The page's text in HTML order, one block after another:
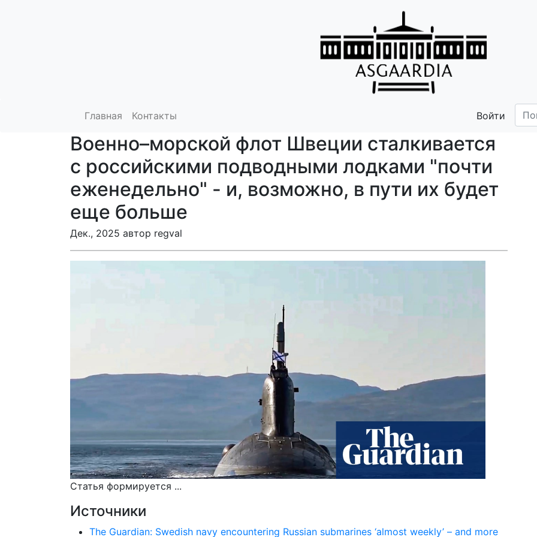
Главная Контакты Войти
Военно–морской флот Швеции сталкивается
с российскими подводными лодками "почти
еженедельно" - и, возможно, в пути их будет
еще больше
Дек., 2025 автор regval
Статья формируется ...
Источники
The Guardian: Swedish navy encountering Russian submarines ‘almost weekly’ – and more